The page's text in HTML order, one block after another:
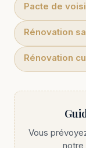
Pacte de
Rénovation
Rénovation
Vous
notre